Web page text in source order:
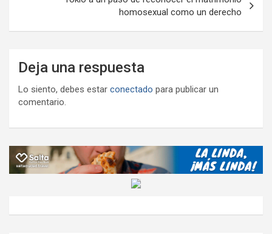
homosexual como un derecho
Deja una respuesta
Lo siento, debes estar conectado para publicar un
comentario.